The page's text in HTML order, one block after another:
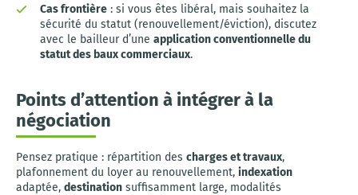
Cas frontière : si vous êtes libéral, mais souhaitez la
sécurité du statut (renouvellement/éviction), discutez
avec le bailleur d’une application conventionnelle du
statut des baux commerciaux.
Points d’attention à intégrer à la
négociation
Pensez pratique : répartition des charges et travaux,
plafonnement du loyer au renouvellement, indexation
adaptée, destination suffisamment large, modalités